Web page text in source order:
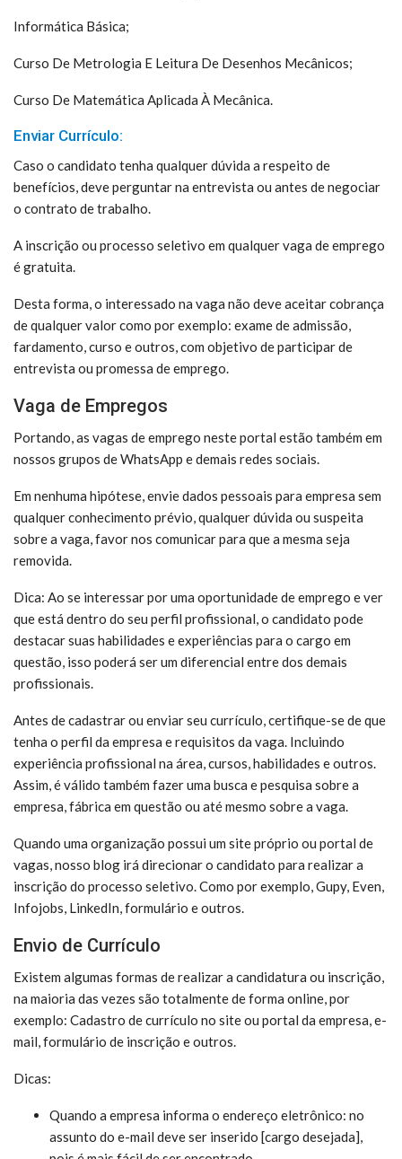
Informática Básica;
Curso De Metrologia E Leitura De Desenhos Mecânicos;
Curso De Matemática Aplicada À Mecânica.
Enviar Currículo:
Caso o candidato tenha qualquer dúvida a respeito de
benefícios, deve perguntar na entrevista ou antes de negociar
o contrato de trabalho.
A inscrição ou processo seletivo em qualquer vaga de emprego
é gratuita.
Desta forma, o interessado na vaga não deve aceitar cobrança
de qualquer valor como por exemplo: exame de admissão,
fardamento, curso e outros, com objetivo de participar de
entrevista ou promessa de emprego.
Vaga de Empregos
Portando, as vagas de emprego neste portal estão também em
nossos grupos de WhatsApp e demais redes sociais.
Em nenhuma hipótese, envie dados pessoais para empresa sem
qualquer conhecimento prévio, qualquer dúvida ou suspeita
sobre a vaga, favor nos comunicar para que a mesma seja
removida.
Dica: Ao se interessar por uma oportunidade de emprego e ver
que está dentro do seu perfil profissional, o candidato pode
destacar suas habilidades e experiências para o cargo em
questão, isso poderá ser um diferencial entre dos demais
profissionais.
Antes de cadastrar ou enviar seu currículo, certifique-se de que
tenha o perfil da empresa e requisitos da vaga. Incluindo
experiência profissional na área, cursos, habilidades e outros.
Assim, é válido também fazer uma busca e pesquisa sobre a
empresa, fábrica em questão ou até mesmo sobre a vaga.
Quando uma organização possui um site próprio ou portal de
vagas, nosso blog irá direcionar o candidato para realizar a
inscrição do processo seletivo. Como por exemplo, Gupy, Even,
Infojobs, LinkedIn, formulário e outros.
Envio de Currículo
Existem algumas formas de realizar a candidatura ou inscrição,
na maioria das vezes são totalmente de forma online, por
exemplo: Cadastro de currículo no site ou portal da empresa, e-
mail, formulário de inscrição e outros.
Dicas:
Quando a empresa informa o endereço eletrônico: no
assunto do e-mail deve ser inserido [cargo desejada],